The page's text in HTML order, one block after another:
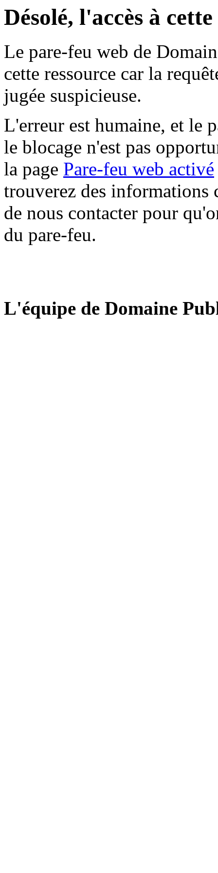
Désolé, l'accès à
Le pare-feu web de
cette ressource car la
jugée suspicieuse.
L'erreur est humaine, et le
le blocage n'est pas
la page Pare-feu web activé
trouverez des informations
de nous contacter pour
du pare-feu.
L'équipe de Domaine